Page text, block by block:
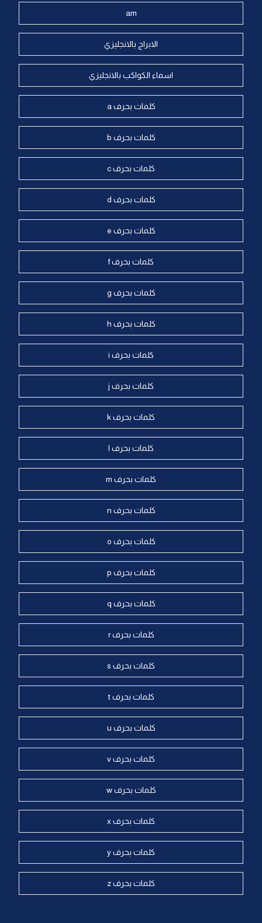
am
الابراج بالانجليزي
اسماء الكواكب بالانجليزي
كلمات بحرف a
كلمات بحرف b
كلمات بحرف c
كلمات بحرف d
كلمات بحرف e
كلمات بحرف f
كلمات بحرف g
كلمات بحرف h
كلمات بحرف i
كلمات بحرف j
كلمات بحرف k
كلمات بحرف l
كلمات بحرف m
كلمات بحرف n
كلمات بحرف o
كلمات بحرف p
كلمات بحرف q
كلمات بحرف r
كلمات بحرف s
كلمات بحرف t
كلمات بحرف u
كلمات بحرف v
كلمات بحرف w
كلمات بحرف x
كلمات بحرف y
كلمات بحرف z